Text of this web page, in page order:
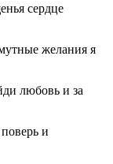
сердце
желания я
любовь и за
и